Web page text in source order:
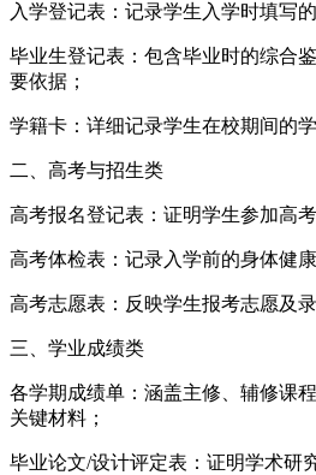
入学登记表‌：记录学生入学时填写
毕业生登记表‌：包含毕业时的综合
要依据；
学籍卡‌：详细记录学生在校期间的
二、‌高考与招生类‌
高考报名登记表‌：证明学生参加高
高考体检表‌：记录入学前的身体健康
高考志愿表‌：反映学生报考志愿及录
三、‌学业成绩类‌
各学期成绩单‌：涵盖主修、辅修课
关键材料；
毕业论文/设计评定表‌：证明学术研